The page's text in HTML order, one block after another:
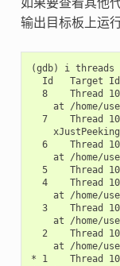
如果要查看其他
输出目标板上运
(gdb) i threads
Id   Target
8    Thread
at /home/
7    Thread
6    Thread
at /home/
5    Thread
4    Thread
at /home/
3    Thread
at /home/
2    Thread
at /home/
* 1    Thread